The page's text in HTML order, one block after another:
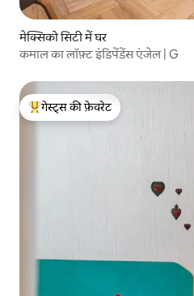
मेक्सिको सिटी में घर
कमाल का लॉफ़्ट इंडिपेंडेंस एंजेल | G
गेस्ट्स का टॉप फ़ेवरेट
गेस्ट्स की फ़ेवरेट